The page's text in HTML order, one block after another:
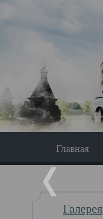
Главная
Галерея